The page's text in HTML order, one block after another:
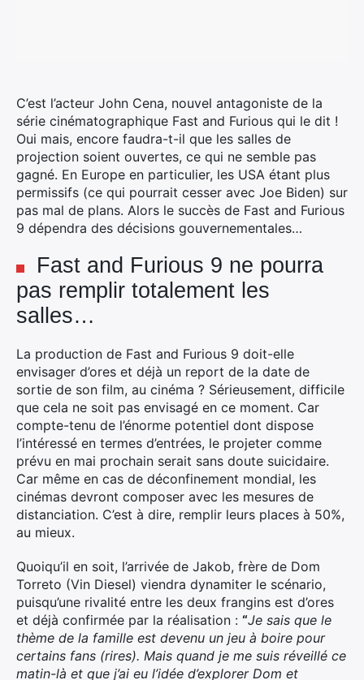
C’est l’acteur John Cena, nouvel antagoniste de la
série cinématographique Fast and Furious qui le dit !
Oui mais, encore faudra-t-il que les salles de
projection soient ouvertes, ce qui ne semble pas
gagné. En Europe en particulier, les USA étant plus
permissifs (ce qui pourrait cesser avec Joe Biden) sur
pas mal de plans. Alors le succès de Fast and Furious
9 dépendra des décisions gouvernementales…
Fast and Furious 9 ne pourra
pas remplir totalement les
salles…
La production de Fast and Furious 9 doit-elle
envisager d’ores et déjà un report de la date de
sortie de son film, au cinéma ? Sérieusement, difficile
que cela ne soit pas envisagé en ce moment. Car
compte-tenu de l’énorme potentiel dont dispose
l’intéressé en termes d’entrées, le projeter comme
prévu en mai prochain serait sans doute suicidaire.
Car même en cas de déconfinement mondial, les
cinémas devront composer avec les mesures de
distanciation. C’est à dire, remplir leurs places à 50%,
au mieux.
Quoiqu’il en soit, l’arrivée de Jakob, frère de Dom
Torreto (Vin Diesel) viendra dynamiter le scénario,
puisqu’une rivalité entre les deux frangins est d’ores
et déjà confirmée par la réalisation : “Je sais que le
thème de la famille est devenu un jeu à boire pour
certains fans (rires). Mais quand je me suis réveillé ce
matin-là et que j’ai eu l’idée d’explorer Dom et